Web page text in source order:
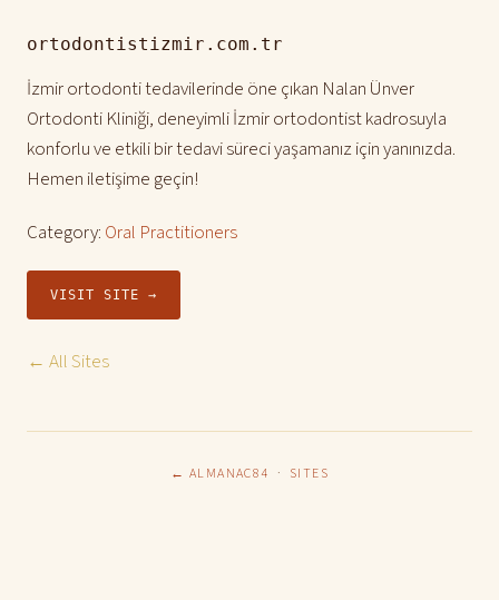
ortodontistizmir.com.tr
İzmir ortodonti tedavilerinde öne çıkan Nalan Ünver
Ortodonti Kliniği, deneyimli İzmir ortodontist kadrosuyla
konforlu ve etkili bir tedavi süreci yaşamanız için yanınızda.
Hemen iletişime geçin!
Category: Oral Practitioners
VISIT SITE →
← All Sites
← ALMANAC84 · SITES